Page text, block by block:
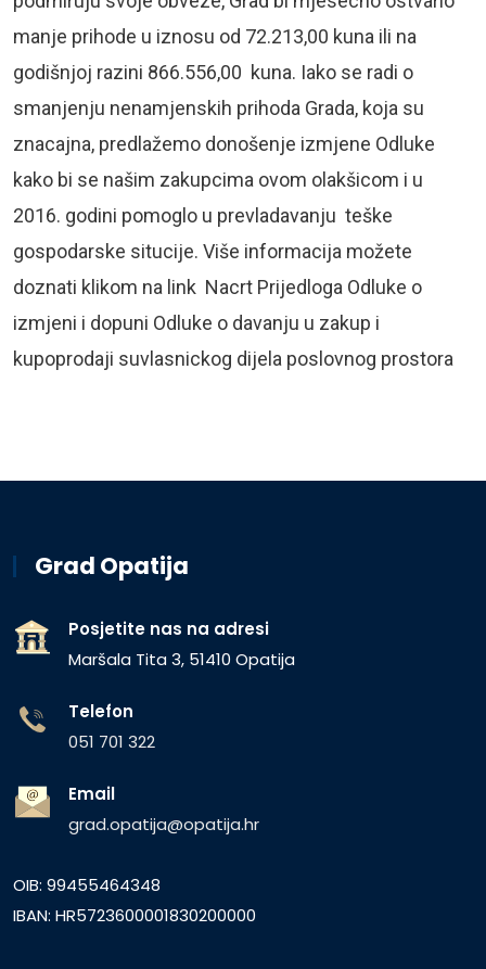
manje prihode u iznosu od 72.213,00 kuna ili na
godišnjoj razini 866.556,00 kuna. Iako se radi o
smanjenju nenamjenskih prihoda Grada, koja su
znacajna, predlažemo donošenje izmjene Odluke
kako bi se našim zakupcima ovom olakšicom i u
2016. godini pomoglo u prevladavanju teške
gospodarske situcije. Više informacija možete
doznati klikom na link Nacrt Prijedloga Odluke o
izmjeni i dopuni Odluke o davanju u zakup i
kupoprodaji suvlasnickog dijela poslovnog prostora
Grad Opatija
Posjetite nas na adresi
Maršala Tita 3, 51410 Opatija
Telefon
051 701 322
Email
grad.opatija@opatija.hr
OIB: 99455464348
IBAN: HR5723600001830200000